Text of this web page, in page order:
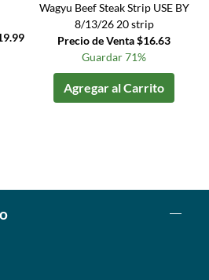
Wagyu Beef Steak Strip USE BY
8/13/26 20 strip
Precio de Venta $16.63
Guardar 71%
Agregar al Carrito